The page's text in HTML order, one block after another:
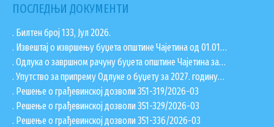
ПОСЛЕДЊИ ДОКУМЕНТИ
. Билтен број 133, Јул 2026.
. Извештај о извршењу буџета општине Чајетина од 01.01…
. Одлука о завршном рачуну буџета општине Чајетина за…
. Упутство за припрему Одлуке о буџету за 2027. годину…
. Решење о грађевинској дозволи 351-319/2026-03
. Решење о грађевинској дозволи 351-329/2026-03
. Решење о грађевинској дозволи 351-336/2026-03